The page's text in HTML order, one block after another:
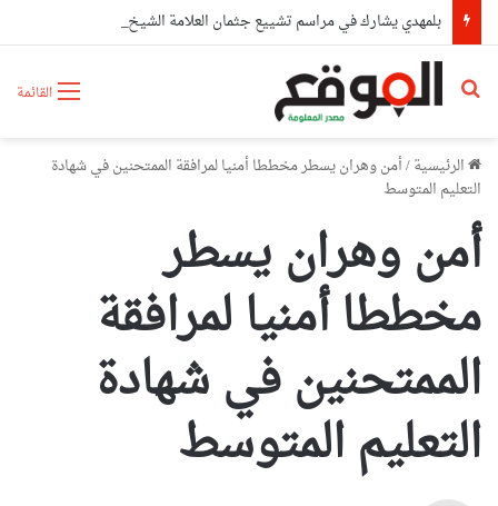
القائمة بحث عن
الرئيسية/أمن وهران يسطر مخططا أمنيا لمرافقة الممتحنين في شهادة
التعليم المتوسط
أمن وهران يسطر
مخططا أمنيا لمرافقة
الممتحنين في شهادة
التعليم المتوسط